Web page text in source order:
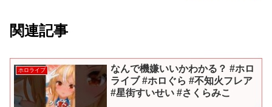
関連記事
ホロライブ
なんで機嫌いいかわかる？ #ホロ
ライブ #ホロぐら #不知火フレア
#星街すいせい #さくらみこ